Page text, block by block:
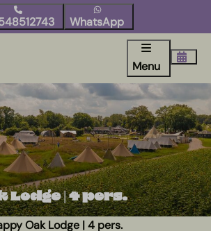
WhatsApp
Menu
Lodge | 4 pers.
Oak Lodge | 4 pers.